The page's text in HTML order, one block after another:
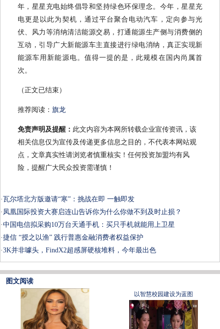
年，星星充电始终倡导和坚持绿色环保理念。今年，星星充
电更是以此为契机，通过平台聚合电动汽车，定向参与光
伏、风力等消纳清洁能源交易，打通能源生产侧与消费侧的
互动，引导广大新能源车主直接进行绿电消纳，真正实现新
能源车用新能源电。值得一提的是，此规模在国内尚属首
次。
（正文已结束）
推荐阅读： 旗龙
免责声明及提醒： 此文内容为本网所转载企业宣传资讯，该
相关信息仅为宣传及传递更多信息之目的，不代表本网站观
点，文章真实性请浏览者慎重核实！任何投资加盟均有风
险，提醒广大民众投资需谨慎！
·瓦尔塔北方版邀请“寒”：挑战在即 一触即发
· 凤凰国际投资大赛启连山告诉你为什么你做不到及时止损？
·中国电信拟采购10万台天通手机：买只手机就能用上卫星
·捷信 “授之以渔” 践行普惠金融消费者权益保护
·3K并非噱头，FindX2超感屏硬核堆料，今年最出色
图文阅读
以智慧校园建设为蓝图